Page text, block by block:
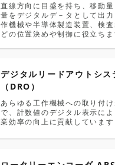
直線方向に目盛を持ち、移動量
量をデジタルデ－タとして出
作機械や半導体製造装置、検査
どの位置決めや制御に役立ちま
デジタルリードアウトシス
（DRO）
あらゆる工作機械への取り付
で、計数値のデジタル表示に
業効率の向上に貢献しています